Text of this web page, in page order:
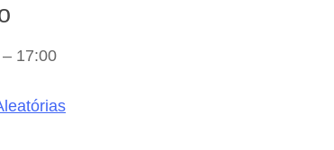
– 17:00